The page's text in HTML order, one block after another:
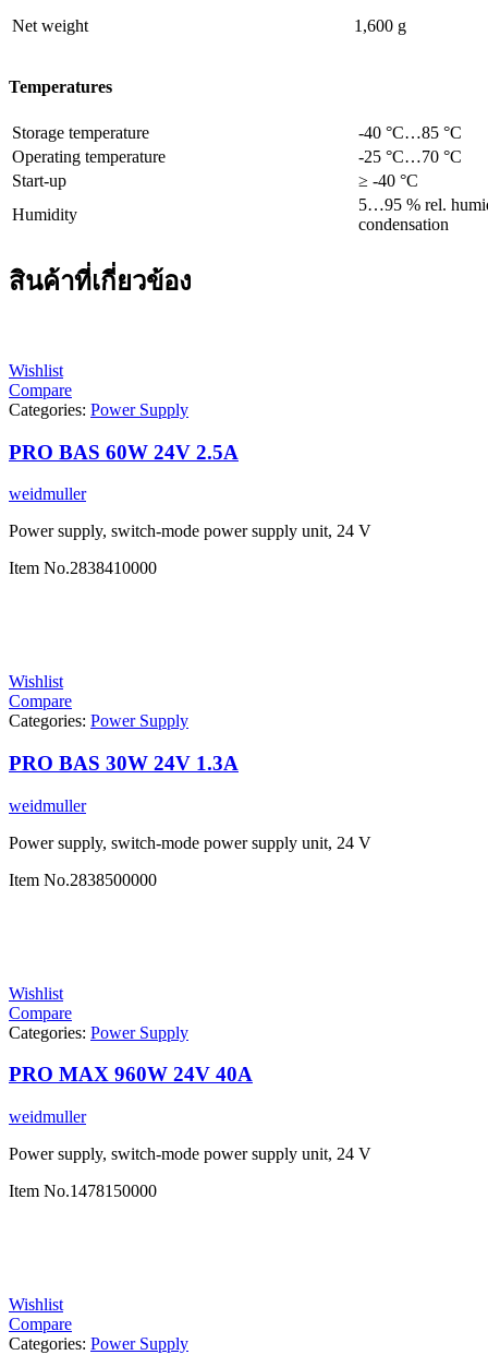
Net weight 1,600 g
Temperatures
Storage temperature
-40 °C…85 °C
Operating temperature
-25 °C…70 °C
Start-up
≥ -40 °C
Humidity
5…95 % rel.
condensation
สินค้าที่เกี่ยวข้อง
Wishlist
Compare
Categories: Power Supply
PRO BAS 60W 24V 2.5A
weidmuller
Power supply, switch-mode power supply unit, 24 V
Item No.2838410000
Wishlist
Compare
Categories: Power Supply
PRO BAS 30W 24V 1.3A
weidmuller
Power supply, switch-mode power supply unit, 24 V
Item No.2838500000
Wishlist
Compare
Categories: Power Supply
PRO MAX 960W 24V 40A
weidmuller
Power supply, switch-mode power supply unit, 24 V
Item No.1478150000
Wishlist
Compare
Categories: Power Supply